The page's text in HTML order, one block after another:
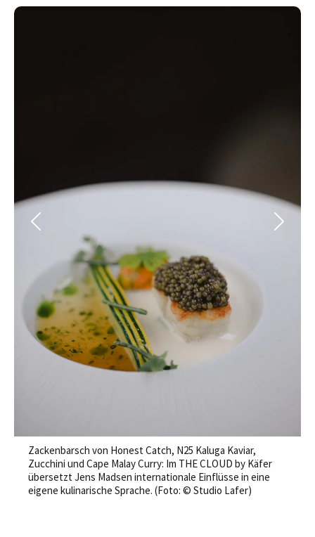
Previous Next
Zackenbarsch von Honest Catch, N25 Kaluga Kaviar,
Zucchini und Cape Malay Curry: Im THE CLOUD by Käfer
übersetzt Jens Madsen internationale Einflüsse in eine
eigene kulinarische Sprache. (Foto: © Studio Lafer)